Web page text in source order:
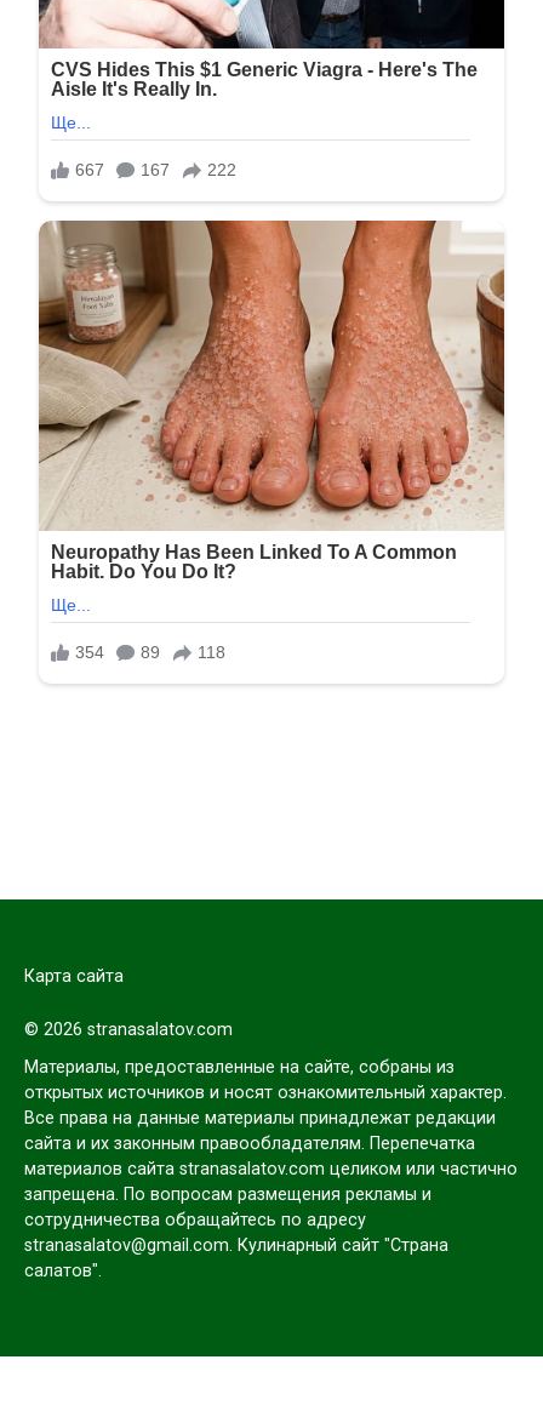
Карта сайта
© 2026 stranasalatov.com
Материалы, предоставленные на сайте, собраны из
открытых источников и носят ознакомительный характер.
Все права на данные материалы принадлежат редакции
сайта и их законным правообладателям. Перепечатка
материалов сайта stranasalatov.com целиком или частично
запрещена. По вопросам размещения рекламы и
сотрудничества обращайтесь по адресу
stranasalatov@gmail.com. Кулинарный сайт "Страна
салатов".